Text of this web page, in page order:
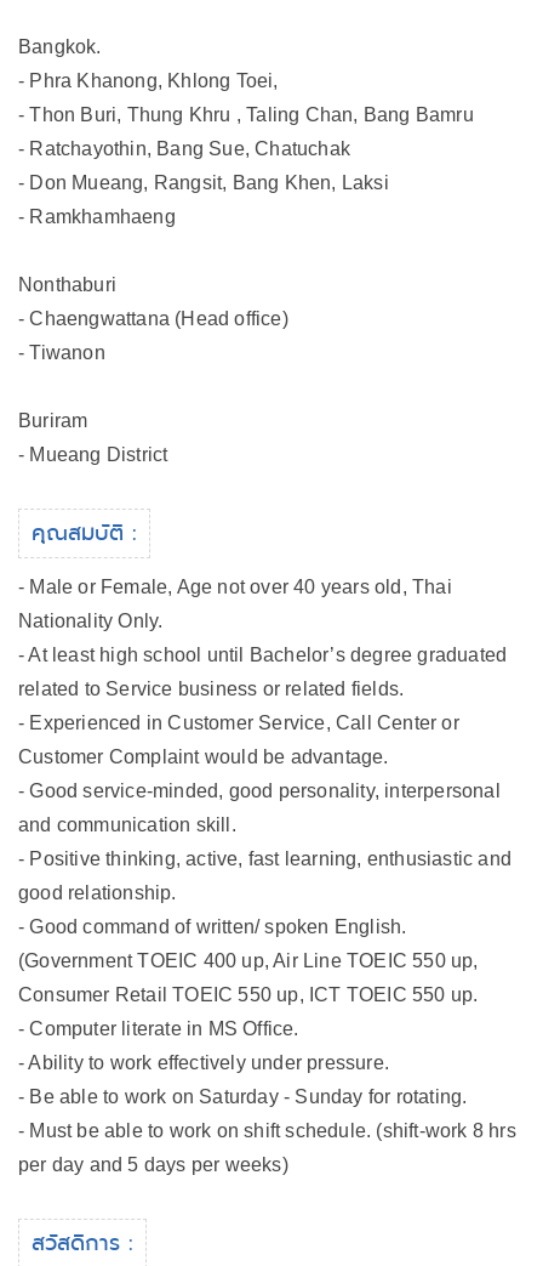
Bangkok.
- Phra Khanong, Khlong Toei,
- Thon Buri, Thung Khru , Taling Chan, Bang Bamru
- Ratchayothin, Bang Sue, Chatuchak
- Don Mueang, Rangsit, Bang Khen, Laksi
- Ramkhamhaeng
Nonthaburi
- Chaengwattana (Head office)
- Tiwanon
Buriram
- Mueang District
คุณสมบัติ :
- Male or Female, Age not over 40 years old, Thai
Nationality Only.
- At least high school until Bachelor’s degree graduated
related to Service business or related fields.
- Experienced in Customer Service, Call Center or
Customer Complaint would be advantage.
- Good service-minded, good personality, interpersonal
and communication skill.
- Positive thinking, active, fast learning, enthusiastic and
good relationship.
- Good command of written/ spoken English.
(Government TOEIC 400 up, Air Line TOEIC 550 up,
Consumer Retail TOEIC 550 up, ICT TOEIC 550 up.
- Computer literate in MS Office.
- Ability to work effectively under pressure.
- Be able to work on Saturday - Sunday for rotating.
- Must be able to work on shift schedule. (shift-work 8 hrs
per day and 5 days per weeks)
สวัสดิการ :